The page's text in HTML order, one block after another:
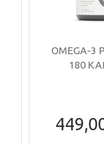
OMEGA-3
180